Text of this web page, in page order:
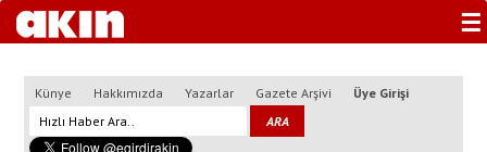
☰
Künye Hakkımızda Yazarlar Gazete Arşivi Üye Girişi